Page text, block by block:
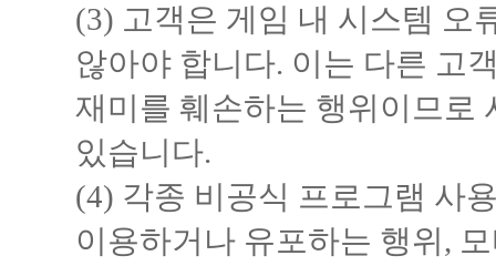
(3) 고객은 게임 내 시스템 오
않아야 합니다. 이는 다른 고
재미를 훼손하는 행위이므로
있습니다.
(4) 각종 비공식 프로그램 사
이용하거나 유포하는 행위,